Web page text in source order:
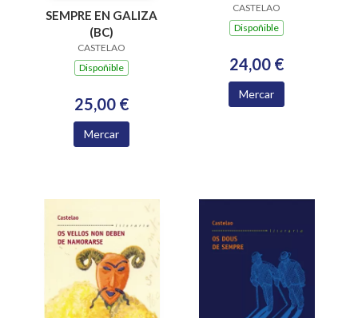
SEMPRE EN GALIZA
(BC)
CASTELAO
Dispoñible
25,00 €
Mercar
CASTELAO
Dispoñible
24,00 €
Mercar